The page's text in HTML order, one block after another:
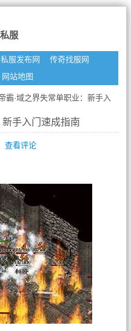
服
服发布网
传奇找服网
网站地图
霸·域之界失常单职业：新手入
手入门速成指南
查看评论